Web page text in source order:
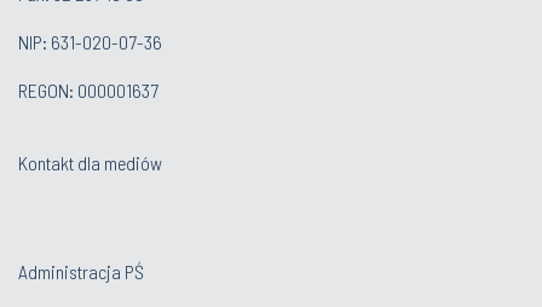
NIP: 631-020-07-36
REGON: 000001637
Kontakt dla mediów
Administracja PŚ